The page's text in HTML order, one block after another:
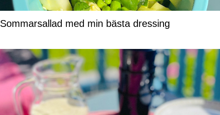
Sommarsallad med min bästa dressing